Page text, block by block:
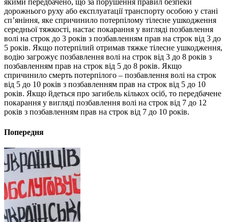
якими передбачено, що за порушення правил безпеки
дорожнього руху або експлуатації транспорту особою у стані
сп’яніння, яке спричинило потерпілому тілесне ушкодження
середньої тяжкості, настає покарання у вигляді позбавлення
волі на строк до 3 років з позбавленням прав на строк від 3 до
5 років. Якщо потерпілий отримав тяжке тілесне ушкодження,
водію загрожує позбавлення волі на строк від 3 до 8 років з
позбавленням прав на строк від 5 до 8 років. Якщо
спричинило смерть потерпілого – позбавлення волі на строк
від 5 до 10 років з позбавленням прав на строк від 5 до 10
років. Якщо йдеться про загибель кількох осіб, то передбачене
покарання у вигляді позбавлення волі на строк від 7 до 12
років з позбавленням прав на строк від 7 до 10 років.
Попередня